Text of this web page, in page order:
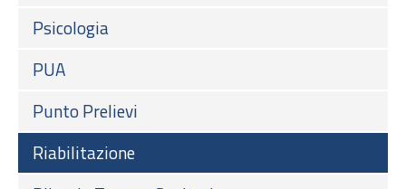
Psicologia
PUA
Punto Prelievi
Riabilitazione